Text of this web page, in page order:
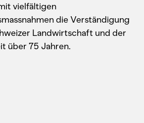
vielfältigen
die Verständigung
Landwirtschaft und der
über 75 Jahren.